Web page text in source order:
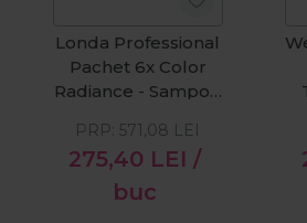
Londa Professional
Pachet 6x Color
Radiance - Sampon
1000ml
275,40 LEI /
buc
PRP: 571,08 LEI